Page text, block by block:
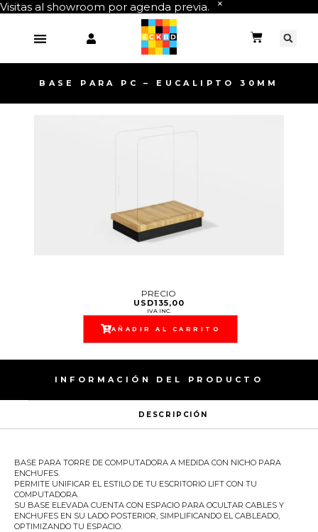
Visitas al showroom por agenda previa.
BASE PARA PC – EUCALIPTO 30MM
PRECIO
USD135,00
IVA INC.
AÑADIR AL CARRITO
INFORMACIÓN DEL PRODUCTO
DESCRIPCIÓN
BASE PARA TORRE DE COMPUTADORA A MEDIDA CON NICHO PARA
ENCHUFES.
PERMITE UNIFICAR EL ESTILO DE TU ESCRITORIO LIFT CON TU
COMPUTADORA.
SU BASE ELEVADA CUENTA CON ESPACIO PARA OCULTAR CABLES Y
ENCHUFES EN SU LADO POSTERIOR, SIMPLIFICANDO EL CABLEADO,
OPTIMIZANDO TU ESPACIO.